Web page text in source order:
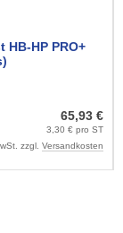
65,93 €
3,30 € pro ST
zzgl. Versandkosten